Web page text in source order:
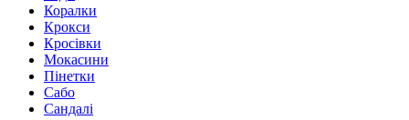
Коралки
Крокси
Кросівки
Мокасини
Пінетки
Сабо
Сандалі